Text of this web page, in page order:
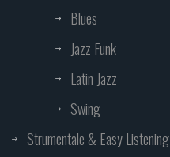
Blues
Jazz Funk
Latin Jazz
Swing
Strumentale & Easy Listening